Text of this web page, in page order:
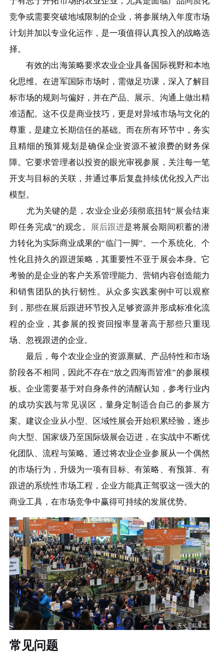
竞争或需要突破地域限制的企业，将参展纳入年度市场
计划并加以专业化运作，是一项值得认真投入的战略选
择。
有效的出海策略要求农业企业具备国际视野和本地
化思维。在进军国际市场时，需做足功课，深入了解目
标市场的规则与偏好，并在产品、展示、沟通上做出精
准适配。这不仅是商业技巧，更是对异域市场与文化的
尊重，是建立长期信任的基础。而在所有环节中，务实
且精细的预算规划是确保企业资源不被浪费的财务保
障。它要求管理者以投资的眼光审视参展，关注每一笔
开支与目标的关联，并通过事后复盘持续优化投入产出
模型。
尤为关键的是，农业企业必须彻底扭转“展会结束
即任务完成”的观念。
展后跟进是将展会期间积蓄的潜
力转化为实际商业成果的“临门一脚”。一个系统化、个
性化且持久的跟进策略，其重要性不亚于展会本身。它
考验的是企业的客户关系管理能力、营销内容创造能力
和销售团队的执行韧性。从众多实践案例中可以观察
到，那些在展后跟进环节投入足够资源并形成标准化流
程的企业，其参展的投资回报率显著高于那些只重现
场、忽视跟进的企业。
最后，每个农业企业的资源禀赋、产品特性和市场
阶段各不相同，因此不存在“放之四海而皆准”的参展模
板。企业需要基于对自身条件的清醒认知，参考行业内
的成功实践与常见误区，量身定制适合自己的参展方
案。建议企业从小型、区域性展会开始积累经验，逐步
向大型、国家级乃至国际级展会迈进，在实战中不断优
化团队、流程与策略。通过将农业企业参展从一个偶然
的市场行为，升级为一项有目标、有策略、有预算、有
跟进的系统性市场工程，企业方能真正驾驭这一强大的
商业工具，在市场竞争中赢得可持续的发展优势。
常见问题